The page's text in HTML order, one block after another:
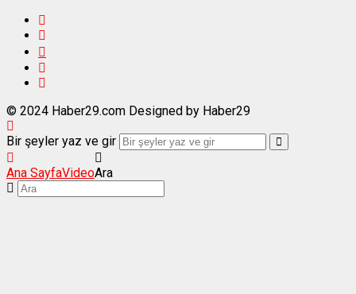
© 2024 Haber29.com Designed by Haber29
Bir şeyler yaz ve gir
Ana SayfaVideoAra